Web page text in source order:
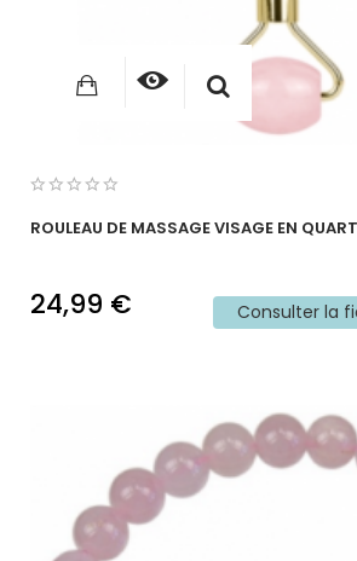
ROULEAU DE MASSAGE VISAGE EN
24,99 € Consulter la